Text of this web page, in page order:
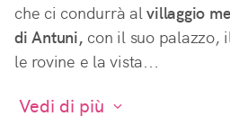
che ci condurrà al villaggio
di Antuni, con il suo palazzo,
le rovine e la vista...